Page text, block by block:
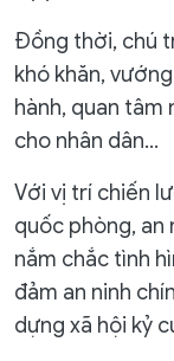
Đồng thời, chú
khó khăn,
hành, quan
cho nhân dân…
Với vị trí chiến
quốc phòng, an
nắm chắc tình
đảm an ninh
dựng xã hội kỷ